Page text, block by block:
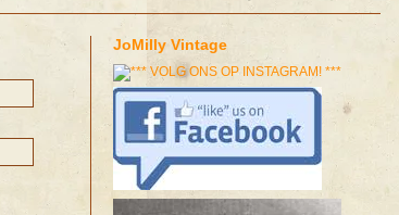
JoMilly Vintage